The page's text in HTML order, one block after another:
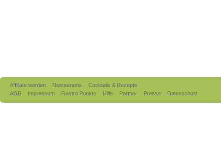
Affiliate werden Restaurants
Cocktails & Rezepte
AGB
Impressum Gastro Punkte Hilfe Partner Presse Datenschutz